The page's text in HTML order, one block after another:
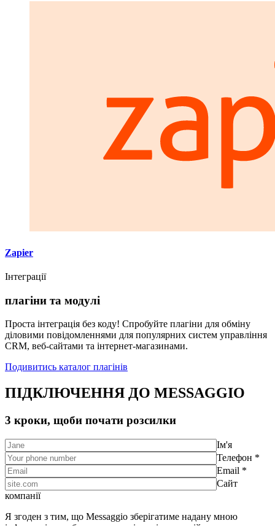
Zapier
Інтеграції
плагіни та модулі
Проста інтеграція без коду! Спробуйте плагіни для обміну
діловими повідомленнями для популярних систем управління
CRM, веб-сайтами та інтернет-магазинами.
Подивитись каталог плагінів
ПІДКЛЮЧЕННЯ ДО MESSAGGIO
3 кроки, щоби почати розсилки
Ім'я
Телефон *
Email *
Сайт
компанії
Я згоден з тим, що Messaggio зберігатиме надану мною